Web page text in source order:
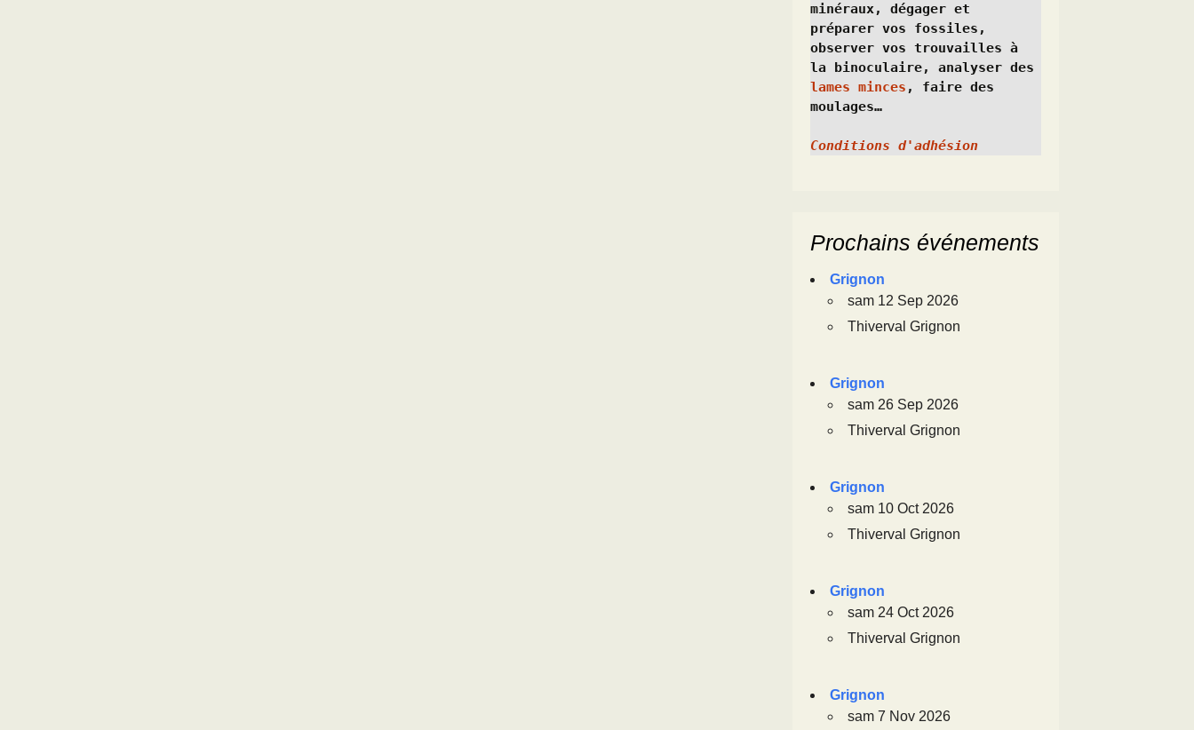
minéraux, dégager et
préparer vos fossiles,
observer vos trouvailles à
lames minces , faire des
moulages…
Conditions d'adhésion
Prochains événements
Grignon
sam 12 Sep 2026
Thiverval Grignon
Grignon
sam 26 Sep 2026
Thiverval Grignon
Grignon
sam 10 Oct 2026
Thiverval Grignon
Grignon
sam 24 Oct 2026
Thiverval Grignon
Grignon
sam 7 Nov 2026